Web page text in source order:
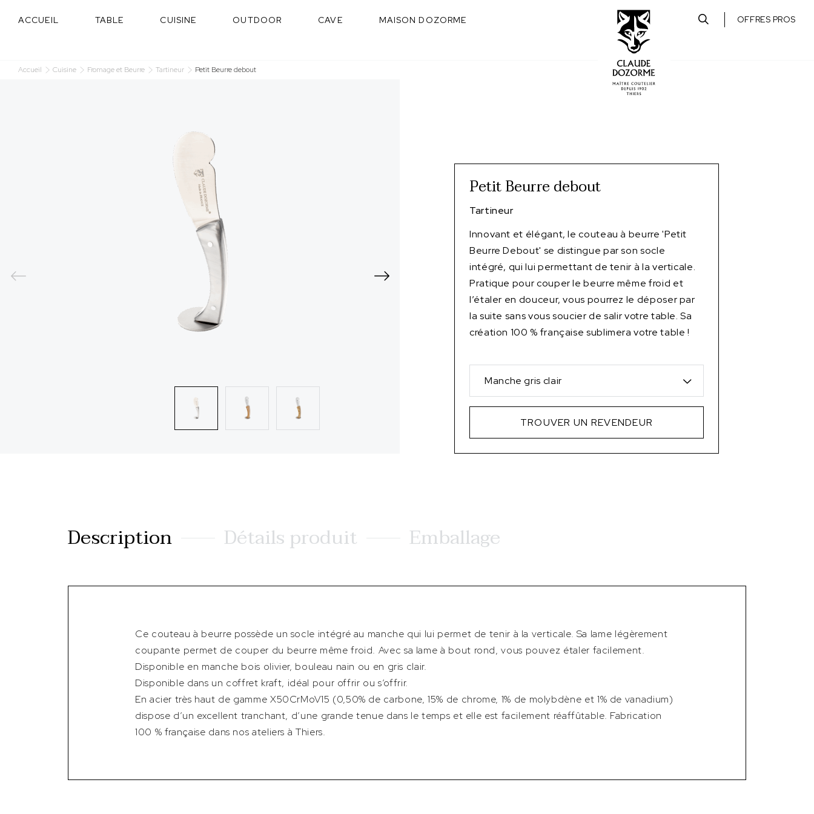
ACCUEIL TABLE CUISINE OUTDOOR CAVE MAISON DOZORME OFFRES PROS
Accueil Cuisine Fromage et Beurre Tartineur Petit Beurre debout
Petit Beurre debout
Tartineur
Innovant et élégant, le couteau à beurre 'Petit
Beurre Debout' se distingue par son socle
intégré, qui lui permettant de tenir à la verticale.
Pratique pour couper le beurre même froid et
l’étaler en douceur, vous pourrez le déposer par
la suite sans vous soucier de salir votre table. Sa
création 100 % française sublimera votre table !
Manche gris clair
TROUVER UN REVENDEUR
Description Détails produit Emballage
Ce couteau à beurre possède un socle intégré au manche qui lui permet de tenir à la verticale. Sa lame légèrement
coupante permet de couper du beurre même froid. Avec sa lame à bout rond, vous pouvez étaler facilement.
Disponible en manche bois olivier, bouleau nain ou en gris clair.
Disponible dans un coffret kraft, idéal pour offrir ou s’offrir.
En acier très haut de gamme X50CrMoV15 (0,50% de carbone, 15% de chrome, 1% de molybdène et 1% de vanadium)
dispose d’un excellent tranchant, d’une grande tenue dans le temps et elle est facilement réaffûtable. Fabrication
100 % française dans nos ateliers à Thiers.